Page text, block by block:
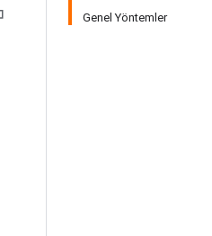
Genel Yöntemler